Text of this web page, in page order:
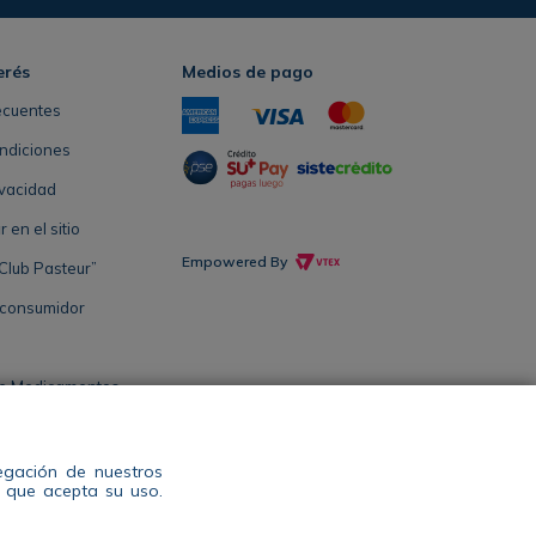
de nuestros
acepta su uso.
en el sitio
Pasteur”
Medicamentos
Medios de pago
Empowered By
444 14 00 WhatsApp +57 311 344 2964